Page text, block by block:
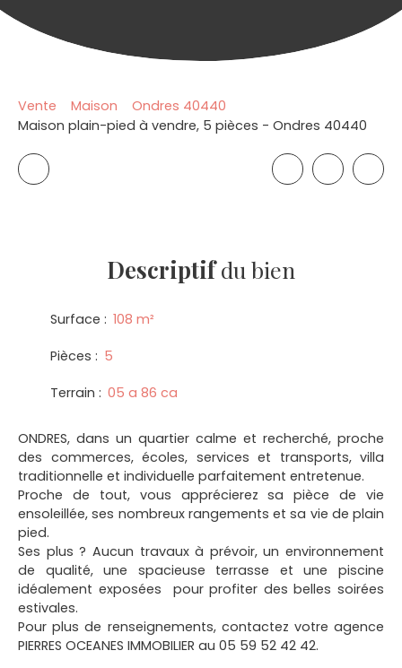
Vente Maison
Ondres 40440
Maison plain-pied à vendre, 5 pièces - Ondres 40440
Descriptifdu bien
Surface : 108 m²
Pièces : 5
Terrain : 05 a 86 ca
ONDRES, dans un quartier calme et recherché, proche
des commerces, écoles, services et transports, villa
traditionnelle et individuelle parfaitement entretenue.
Proche de tout, vous apprécierez sa pièce de vie
ensoleillée, ses nombreux rangements et sa vie de plain
pied.
Ses plus ? Aucun travaux à prévoir, un environnement
de qualité, une spacieuse terrasse et une piscine
idéalement exposées pour profiter des belles soirées
estivales.
Pour plus de renseignements, contactez votre agence
PIERRES OCEANES IMMOBILIER au 05 59 52 42 42.